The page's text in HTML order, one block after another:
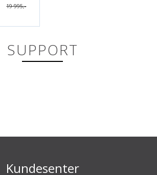
19 995,-
SUPPORT
Kundesenter